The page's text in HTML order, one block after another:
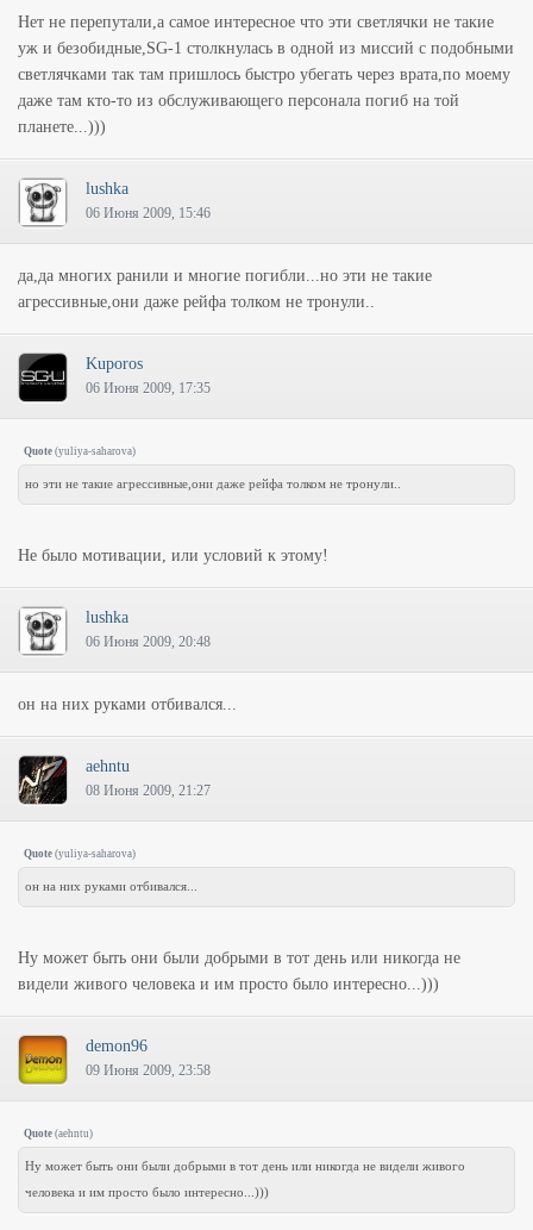
Нет не перепутали,а самое интересное что эти светлячки не такие
уж и безобидные,SG-1 столкнулась в одной из миссий с подобными
светлячками так там пришлось быстро убегать через врата,по моему
даже там кто-то из обслуживающего персонала погиб на той
планете...)))
lushka
06 Июня 2009, 15:46
да,да многих ранили и многие погибли...но эти не такие
агрессивные,они даже рейфа толком не тронули..
Kuporos
06 Июня 2009, 17:35
Quote (yuliya-saharova)
но эти не такие агрессивные,они даже рейфа толком не тронули..
Не было мотивации, или условий к этому!
lushka
06 Июня 2009, 20:48
он на них руками отбивался...
aehntu
08 Июня 2009, 21:27
Quote (yuliya-saharova)
он на них руками отбивался...
Ну может быть они были добрыми в тот день или никогда не
видели живого человека и им просто было интересно...)))
demon96
09 Июня 2009, 23:58
Quote (aehntu)
Ну может быть они были добрыми в тот день или никогда не видели живого
человека и им просто было интересно...)))